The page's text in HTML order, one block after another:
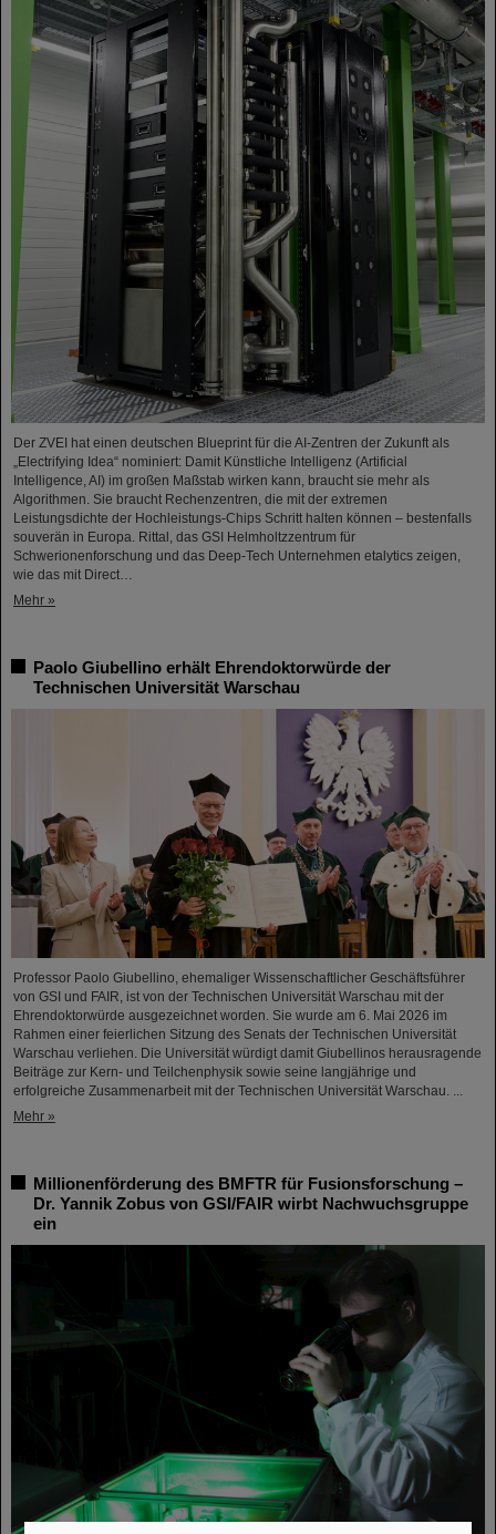
Der ZVEI hat einen deutschen Blueprint für die AI-Zentren der Zukunft als
„Electrifying Idea“ nominiert: Damit Künstliche Intelligenz (Artificial
Intelligence, AI) im großen Maßstab wirken kann, braucht sie mehr als
Algorithmen. Sie braucht Rechenzentren, die mit der extremen
Leistungsdichte der Hochleistungs-Chips Schritt halten können – bestenfalls
souverän in Europa. Rittal, das GSI Helmholtzzentrum für
Schwerionenforschung und das Deep-Tech Unternehmen etalytics zeigen,
wie das mit Direct…
Mehr »
Paolo Giubellino erhält Ehrendoktorwürde der
Technischen Universität Warschau
Professor Paolo Giubellino, ehemaliger Wissenschaftlicher Geschäftsführer
von GSI und FAIR, ist von der Technischen Universität Warschau mit der
Ehrendoktorwürde ausgezeichnet worden. Sie wurde am 6. Mai 2026 im
Rahmen einer feierlichen Sitzung des Senats der Technischen Universität
Warschau verliehen. Die Universität würdigt damit Giubellinos herausragende
Beiträge zur Kern- und Teilchenphysik sowie seine langjährige und
erfolgreiche Zusammenarbeit mit der Technischen Universität Warschau. ...
Mehr »
Millionenförderung des BMFTR für Fusionsforschung –
Dr. Yannik Zobus von GSI/FAIR wirbt Nachwuchsgruppe
ein